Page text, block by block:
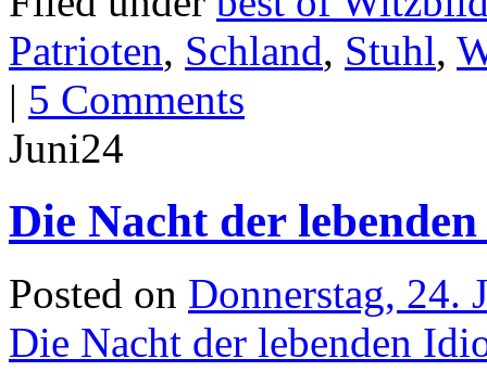
Patrioten, Schland, Stuhl,
| 5 Comments
Juni24
Die Nacht der
Posted on Donnerstag, 24.
Die Nacht der lebenden